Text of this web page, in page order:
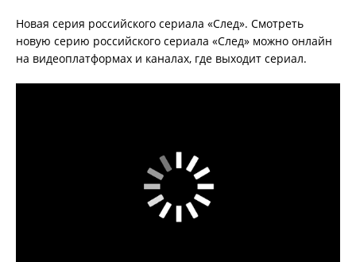
Новая серия российского сериала «След». Смотреть
новую серию российского сериала «След» можно онлайн
на видеоплатформах и каналах, где выходит сериал.